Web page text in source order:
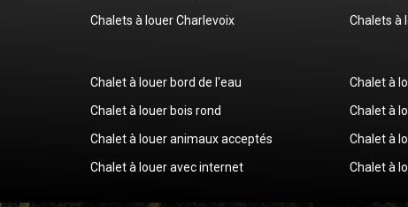
Chalets à louer Charlevoix
Chalets à
Chalet à louer bord de l'eau
Chalet à louer bois rond
Chalet à louer animaux acceptés
Chalet à louer avec internet
Chalet à
Chalet à
Chalet à
Chalet à